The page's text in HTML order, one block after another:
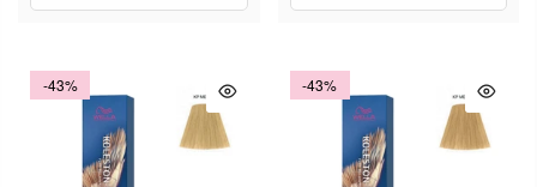
-43% -43%